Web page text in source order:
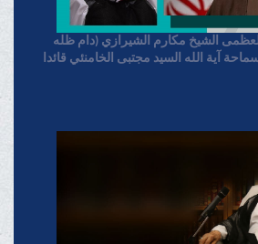
الشیخ مکارم الشیرازي (دام ظله
آیة الله السید مجتبی الخامنئي قائدا